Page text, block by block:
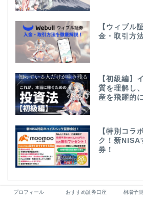
【ウィブル
金・取引方
【初級編】
質を理解し
産を飛躍的
【特別コラ
ク！新
券！
プロフィール おすすめ証券口座 相場予